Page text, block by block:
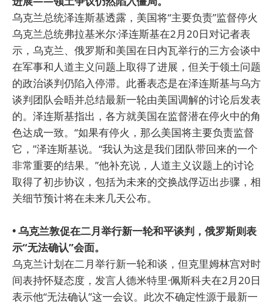
乌克兰总统泽连斯基透露，美国将“主要负责”监督停火
乌克兰总统弗拉基米尔·泽连斯基在2月20日对记者表
示，乌克兰、俄罗斯和美国在日内瓦举行的三方会谈中
在军事和人道主义问题上取得了进展，但关于领土问题
的政治谈判仍陷入停滞。此番表态是在泽连斯基与乌方
谈判团队会晤并总结最新一轮由美国调解的讨论后发表
的。泽连斯基指出，各方就美国在监督潜在停火中的角
色达成一致。“如果有停火，那么美国将主要负责监督
它，”泽连斯基说。“我认为这是我们团队带回来的一个
非常重要的结果。”他补充说，人道主义议题上的讨论
取得了初步协议，包括为未来的交换战俘迈出步骤，相
关细节预计将在未来几天公布。
• 乌克兰敦促在二月举行新一轮和平谈判，俄罗斯则表
示“无法确认”会面。
乌克兰计划在二月举行新一轮和谈，但克里姆林宫对时
间表持怀疑态度，发言人德米特里·佩斯科夫在2月20日
表示他“无法确认”这一会议。此次不确定性源于最新一